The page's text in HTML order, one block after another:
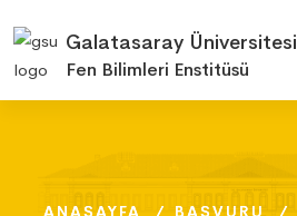
Galatasaray Üniversitesi
Fen Bilimleri Enstitüsü
ANASAYFA BAŞVURU
ANASAYFA BAŞVURU
ANASAYFA BAŞVURU